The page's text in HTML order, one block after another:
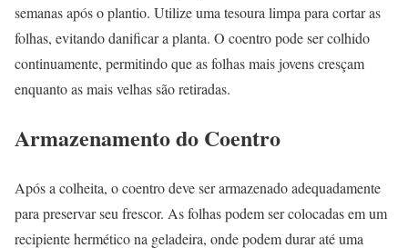
semanas após o plantio. Utilize uma tesoura limpa para cortar as
folhas, evitando danificar a planta. O coentro pode ser colhido
continuamente, permitindo que as folhas mais jovens cresçam
enquanto as mais velhas são retiradas.
Armazenamento do Coentro
Após a colheita, o coentro deve ser armazenado adequadamente
para preservar seu frescor. As folhas podem ser colocadas em um
recipiente hermético na geladeira, onde podem durar até uma